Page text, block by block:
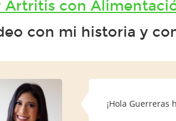
Artritis con
con mi historia y
¡Hola